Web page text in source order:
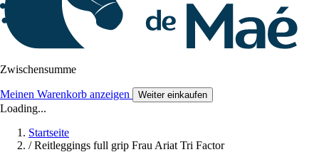
Zwischensumme
Meinen Warenkorb anzeigen Weiter einkaufen
Loading...
Startseite
/ Reitleggings full grip Frau Ariat Tri Factor